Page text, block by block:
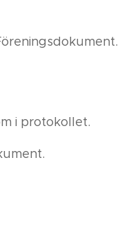
i protokollet.